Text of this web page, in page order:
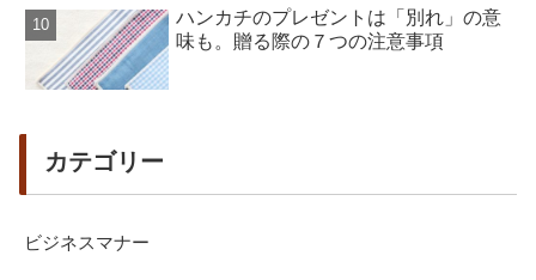
ハンカチのプレゼントは「別れ」の意
味も。贈る際の７つの注意事項
カテゴリー
ビジネスマナー